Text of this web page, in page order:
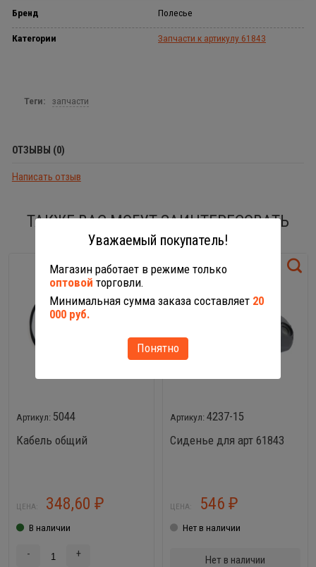
Бренд Полесье
Категории Запчасти к артикулу 61843
Теги: запчасти
ОТЗЫВЫ (0)
Написать отзыв
ТАКЖЕ ВАС МОГУТ ЗАИНТЕРЕСОВАТЬ
5044
Кабель общий
ЦЕНА: 348,60 ₽
В наличии
- +
4237-15
Сиденье для арт 61843
ЦЕНА: 546 ₽
Нет в наличии
Нет в наличии
Уважаемый покупатель!
Магазин работает в режиме только
оптовой торговли.
Минимальная сумма заказа составляет 20
000 руб.
Понятно